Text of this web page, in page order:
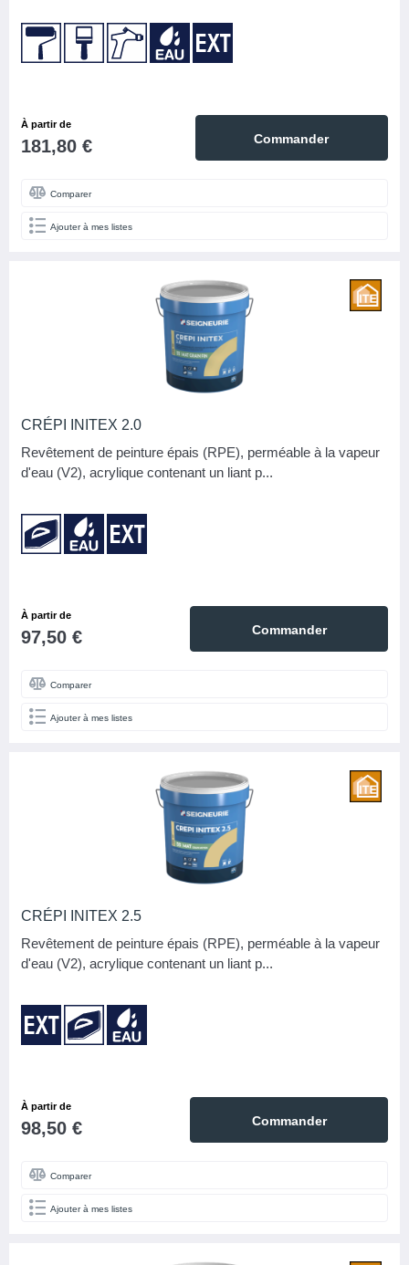
À partir de
181,80 € Commander
Comparer
Ajouter à mes listes
CRÉPI INITEX 2.0
Revêtement de peinture épais (RPE), perméable à la vapeur
d'eau (V2), acrylique contenant un liant p...
À partir de
97,50 € Commander
Comparer
Ajouter à mes listes
CRÉPI INITEX 2.5
Revêtement de peinture épais (RPE), perméable à la vapeur
d'eau (V2), acrylique contenant un liant p...
À partir de
98,50 € Commander
Comparer
Ajouter à mes listes